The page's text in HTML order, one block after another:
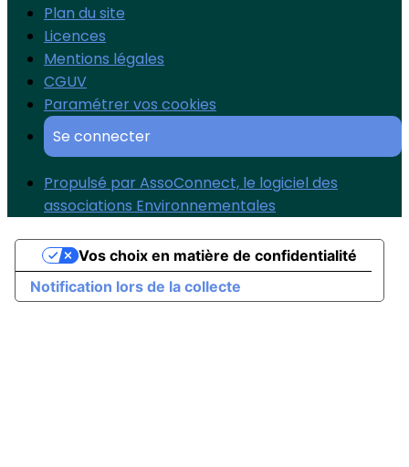
Plan du site
Licences
Mentions légales
CGUV
Paramétrer vos cookies
Se connecter
Propulsé par AssoConnect, le logiciel des
associations Environnementales
Notification lors de la collecte
Vos choix en matière de confidentialité